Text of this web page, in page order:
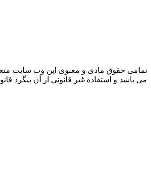
و استفاده غیر قانونی از آن پیگرد قانونی دارد.